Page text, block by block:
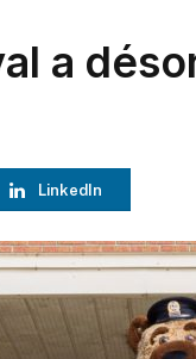
a
LinkedIn